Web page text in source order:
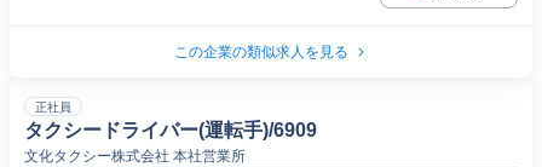
この企業の類似求人を見る
正社員
タクシードライバー(運転手)/6909
文化タクシー株式会社 本社営業所